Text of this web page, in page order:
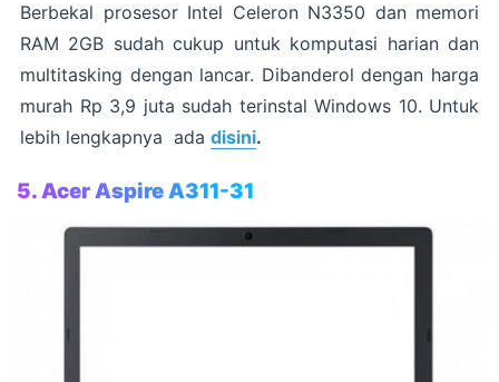
Berbekal prosesor Intel Celeron N3350 dan memori
RAM 2GB sudah cukup untuk komputasi harian dan
multitasking dengan lancar. Dibanderol dengan harga
murah Rp 3,9 juta sudah terinstal Windows 10. Untuk
lebih lengkapnya ada disini.
5. Acer Aspire A311-31